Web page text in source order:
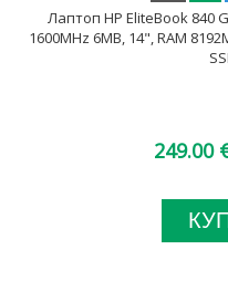
Лаптоп HP EliteBook 840
1600MHz 6MB, 14", RAM
249.00